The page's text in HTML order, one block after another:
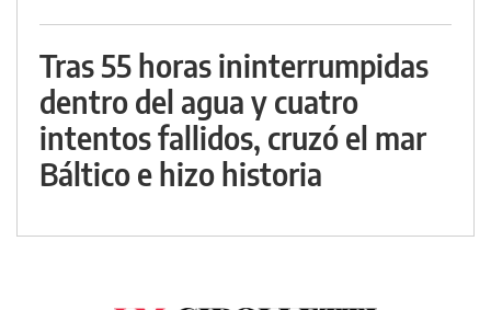
Tras 55 horas ininterrumpidas
dentro del agua y cuatro
intentos fallidos, cruzó el mar
Báltico e hizo historia